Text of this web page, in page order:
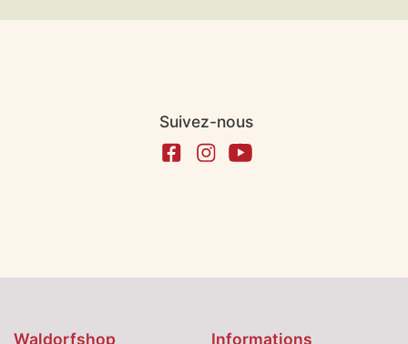
Suivez-nous
Waldorfshop Informations